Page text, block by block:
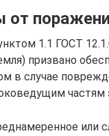
1.1 ГОСТ
призвано
в случае
частям
или